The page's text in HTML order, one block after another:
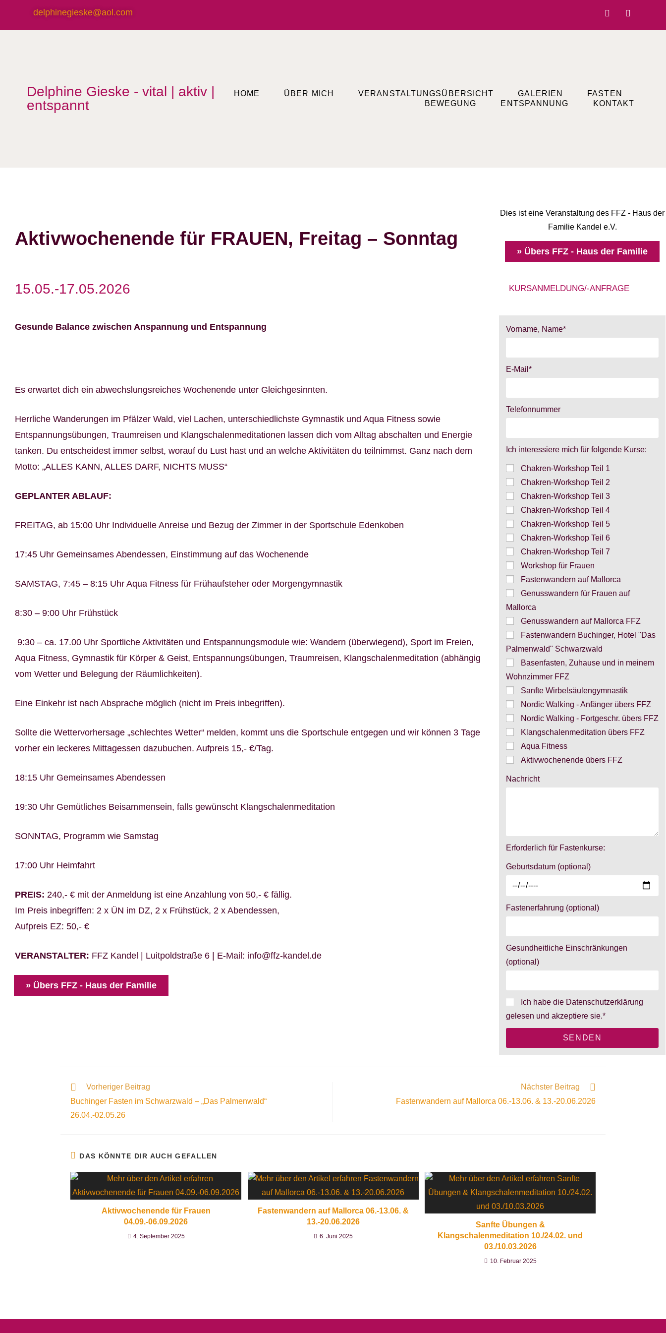
delphinegieske@aol.com
Delphine Gieske - vital | aktiv |
entspannt
HOME ÜBER MICH VERANSTALTUNGSÜBERSICHT GALERIEN
FASTEN
BEWEGUNG
ENTSPANNUNG KONTAKT
Aktivwochenende für FRAUEN, Freitag – Sonntag
15.05.-17.05.2026
Gesunde Balance zwischen Anspannung und Entspannung
Es erwartet dich ein abwechslungsreiches Wochenende unter Gleichgesinnten.
Herrliche Wanderungen im Pfälzer Wald, viel Lachen, unterschiedlichste Gymnastik und Aqua Fitness sowie
Entspannungsübungen, Traumreisen und Klangschalenmeditationen lassen dich vom Alltag abschalten und Energie
tanken. Du entscheidest immer selbst, worauf du Lust hast und an welche Aktivitäten du teilnimmst. Ganz nach dem
Motto: „ALLES KANN, ALLES DARF, NICHTS MUSS“
GEPLANTER ABLAUF:
FREITAG, ab 15:00 Uhr Individuelle Anreise und Bezug der Zimmer in der Sportschule Edenkoben
17:45 Uhr Gemeinsames Abendessen, Einstimmung auf das Wochenende
SAMSTAG, 7:45 – 8:15 Uhr Aqua Fitness für Frühaufsteher oder Morgengymnastik
8:30 – 9:00 Uhr Frühstück
9:30 – ca. 17.00 Uhr Sportliche Aktivitäten und Entspannungsmodule wie: Wandern (überwiegend), Sport im Freien,
Aqua Fitness, Gymnastik für Körper & Geist, Entspannungsübungen, Traumreisen, Klangschalenmeditation (abhängig
vom Wetter und Belegung der Räumlichkeiten).
Eine Einkehr ist nach Absprache möglich (nicht im Preis inbegriffen).
Sollte die Wettervorhersage „schlechtes Wetter“ melden, kommt uns die Sportschule entgegen und wir können 3 Tage
vorher ein leckeres Mittagessen dazubuchen. Aufpreis 15,- €/Tag.
18:15 Uhr Gemeinsames Abendessen
19:30 Uhr Gemütliches Beisammensein, falls gewünscht Klangschalenmeditation
SONNTAG, Programm wie Samstag
17:00 Uhr Heimfahrt
PREIS: 240,- € mit der Anmeldung ist eine Anzahlung von 50,- € fällig.
Im Preis inbegriffen: 2 x ÜN im DZ, 2 x Frühstück, 2 x Abendessen,
Aufpreis EZ: 50,- €
VERANSTALTER: FFZ Kandel | Luitpoldstraße 6 | E-Mail: info@ffz-kandel.de
» Übers FFZ - Haus der Familie
Dies ist eine Veranstaltung des FFZ - Haus der
Familie Kandel e.V.
» Übers FFZ - Haus der Familie
KURSANMELDUNG/-ANFRAGE
Vorname, Name*
E-Mail*
Telefonnummer
Ich interessiere mich für folgende Kurse:
Chakren-Workshop Teil 1
Chakren-Workshop Teil 2
Chakren-Workshop Teil 3
Chakren-Workshop Teil 4
Chakren-Workshop Teil 5
Chakren-Workshop Teil 6
Chakren-Workshop Teil 7
Workshop für Frauen
Fastenwandern auf Mallorca
Genusswandern für Frauen auf
Mallorca
Genusswandern auf Mallorca FFZ
Fastenwandern Buchinger, Hotel "Das
Palmenwald" Schwarzwald
Basenfasten, Zuhause und in meinem
Wohnzimmer FFZ
Sanfte Wirbelsäulengymnastik
Nordic Walking - Anfänger übers FFZ
Nordic Walking - Fortgeschr. übers FFZ
Klangschalenmeditation übers FFZ
Aqua Fitness
Aktivwochenende übers FFZ
Nachricht
Erforderlich für Fastenkurse:
Geburtsdatum (optional)
Fastenerfahrung (optional)
Gesundheitliche Einschränkungen
(optional)
Ich habe die Datenschutzerklärung
gelesen und akzeptiere sie.*
SENDEN
Vorheriger Beitrag
Buchinger Fasten im Schwarzwald – „Das Palmenwald“
26.04.-02.05.26
Nächster Beitrag
Fastenwandern auf Mallorca 06.-13.06. & 13.-20.06.2026
DAS KÖNNTE DIR AUCH GEFALLEN
Aktivwochenende für Frauen
04.09.-06.09.2026
4. September 2025
Fastenwandern auf Mallorca 06.-13.06. &
13.-20.06.2026
6. Juni 2025
Sanfte Übungen &
Klangschalenmeditation 10./24.02. und
03./10.03.2026
10. Februar 2025